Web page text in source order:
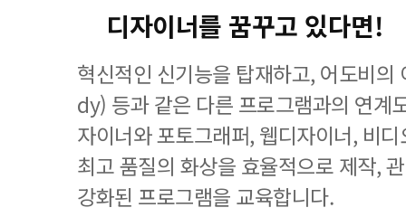
디자이너를 꿈꾸고 있다면!
혁신적인 신기능을 탑재하고, 어도비
dy) 등과 같은 다른 프로그램과의 연계
자이너와 포토그래퍼, 웹디자이너, 비
최고 품질의 화상을 효율적으로 제작,
강화된 프로그램을 교육합니다.